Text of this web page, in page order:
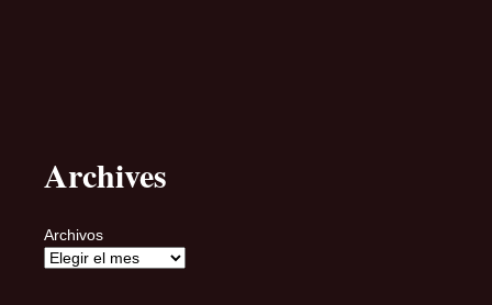
Archives
Archivos